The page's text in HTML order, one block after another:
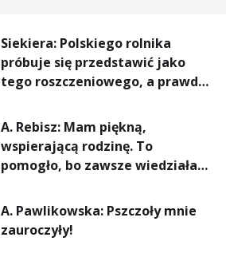
Siekiera: Polskiego rolnika
próbuje się przedstawić jako
tego roszczeniowego, a prawda
A. Rebisz: Mam piękną,
wspierającą rodzinę. To
pomogło, bo zawsze wiedziałam,
najważniejsza
A. Pawlikowska: Pszczoły mnie
zauroczyły!